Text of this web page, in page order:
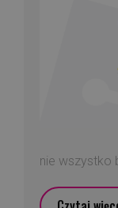
nie wszystko